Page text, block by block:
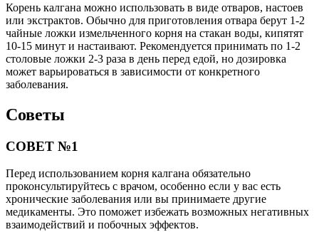
Корень калгана можно использовать в виде отваров, настоев
или экстрактов. Обычно для приготовления отвара берут 1-2
чайные ложки измельченного корня на стакан воды, кипятят
10-15 минут и настаивают. Рекомендуется принимать по 1-2
столовые ложки 2-3 раза в день перед едой, но дозировка
может варьироваться в зависимости от конкретного
заболевания.
Советы
СОВЕТ №1
Перед использованием корня калгана обязательно
проконсультируйтесь с врачом, особенно если у вас есть
хронические заболевания или вы принимаете другие
медикаменты. Это поможет избежать возможных негативных
взаимодействий и побочных эффектов.